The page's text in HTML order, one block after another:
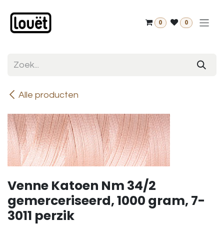
0 0
Alle producten
Venne Katoen Nm 34/2
gemerceriseerd, 1000 gram, 7-
3011 perzik